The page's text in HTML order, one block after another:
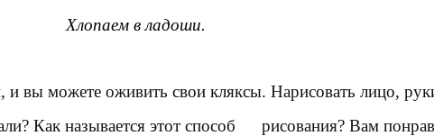
Хлопаем в ладоши.
вы можете оживить свои кляксы. Нарисовать лицо,
? Как называется этот способ рисования? Вам